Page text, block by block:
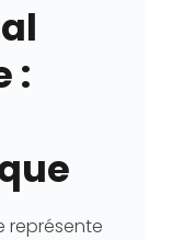
:
représente